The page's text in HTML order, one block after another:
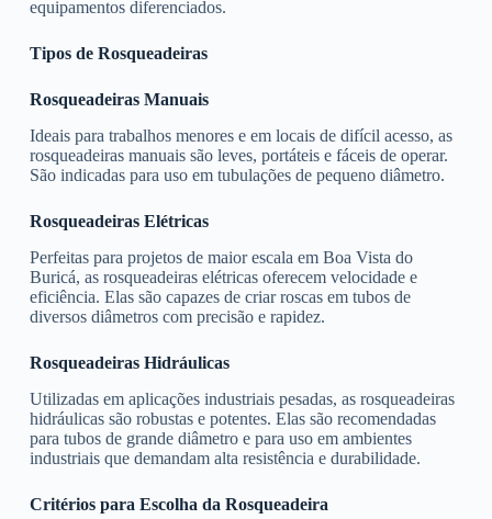
equipamentos diferenciados.
Tipos de Rosqueadeiras
Rosqueadeiras Manuais
Ideais para trabalhos menores e em locais de difícil acesso, as
rosqueadeiras manuais são leves, portáteis e fáceis de operar.
São indicadas para uso em tubulações de pequeno diâmetro.
Rosqueadeiras Elétricas
Perfeitas para projetos de maior escala em Boa Vista do
Buricá, as rosqueadeiras elétricas oferecem velocidade e
eficiência. Elas são capazes de criar roscas em tubos de
diversos diâmetros com precisão e rapidez.
Rosqueadeiras Hidráulicas
Utilizadas em aplicações industriais pesadas, as rosqueadeiras
hidráulicas são robustas e potentes. Elas são recomendadas
para tubos de grande diâmetro e para uso em ambientes
industriais que demandam alta resistência e durabilidade.
Critérios para Escolha da Rosqueadeira